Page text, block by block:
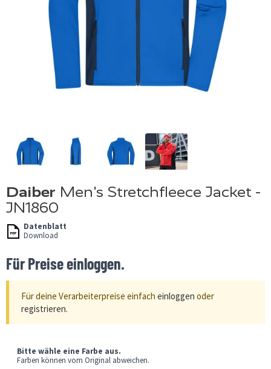
Daiber Men's Stretchfleece Jacket -
JN1860
Datenblatt
Download
Für Preise einloggen.
Für deine Verarbeiterpreise einfach einloggen oder
registrieren.
Bitte wähle eine Farbe aus.
Farben können vom Original abweichen.